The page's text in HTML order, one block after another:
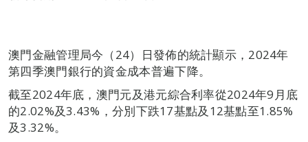
澳門金融管理局今（24）日發佈的統計顯示，2024年
第四季澳門銀行的資金成本普遍下降。
截至2024年底，澳門元及港元綜合利率從2024年9月底
的2.02%及3.43%，分別下跌17基點及12基點至1.85%
及3.32%。